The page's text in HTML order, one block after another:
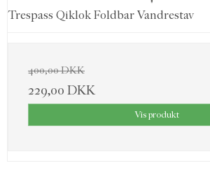
Trespass Qiklok Foldbar Vandrestav
400,00 DKK
229,00 DKK
Vis produkt